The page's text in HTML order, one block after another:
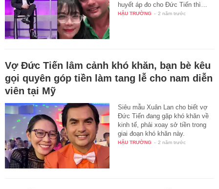
huyết áp đo cho Đức Tiến thì…
HẬU TRƯỜNG - 2 năm trước
Vợ Đức Tiến lâm cảnh khó khăn, bạn bè kêu
gọi quyên góp tiền làm tang lễ cho nam diễn
viên tại Mỹ
Siêu mẫu Xuân Lan cho biết vợ
Đức Tiến đang gặp khó khăn về
kinh tế, phải xoay sở tiền trong
giai đoạn khó khăn này.
HẬU TRƯỜNG - 2 năm trước